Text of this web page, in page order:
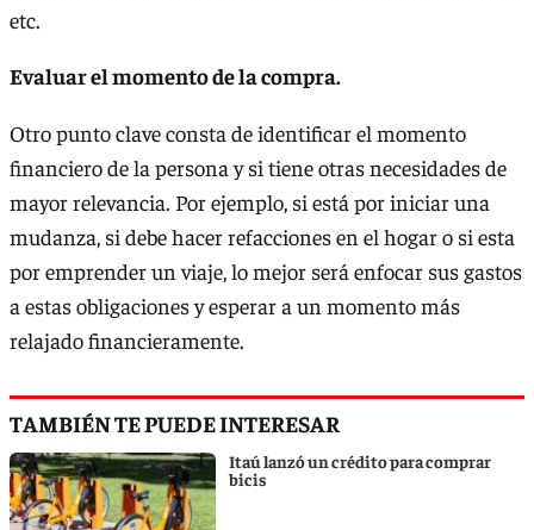
etc.
Evaluar el momento de la compra.
Otro punto clave consta de identificar el momento
financiero de la persona y si tiene otras necesidades de
mayor relevancia. Por ejemplo, si está por iniciar una
mudanza, si debe hacer refacciones en el hogar o si esta
por emprender un viaje, lo mejor será enfocar sus gastos
a estas obligaciones y esperar a un momento más
relajado financieramente.
TAMBIÉN TE PUEDE INTERESAR
Itaú lanzó un crédito para comprar
bicis